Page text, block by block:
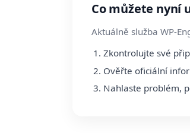
Co můžete nyní
Aktuálně služba WP-
Zkontrolujte své
Ověřte oficiální
Nahlaste problém,